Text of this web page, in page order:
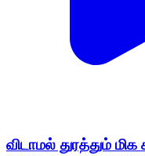
விடாமல் துரத்தும்